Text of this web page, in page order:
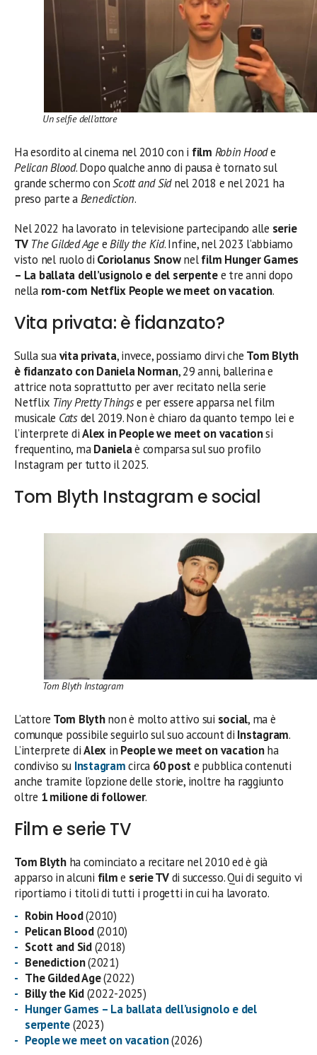
Un selfie dell’attore
Ha esordito al cinema nel 2010 con i film Robin Hoode
Pelican Blood. Dopo qualche anno di pausa è tornato sul
grande schermo conScott and Sidnel 2018 e nel 2021 ha
preso parte aBenediction.
Nel 2022 ha lavorato in televisione partecipando alle serie
TV The Gilded AgeeBilly the Kid. Infine, nel 2023 l’abbiamo
visto nel ruolo di Coriolanus Snownelfilm Hunger Games
– La ballata dell’usignolo e del serpentee tre anni dopo
nella rom-com Netflix People we meet on vacation.
Vita privata: è fidanzato?
Sulla suavita privata, invece, possiamo dirvi che Tom Blyth
è fidanzato con Daniela Norman, 29 anni, ballerina e
attrice nota soprattutto per aver recitato nella serie
Netflix Tiny Pretty Thingse per essere apparsa nel film
musicale Catsdel 2019. Non è chiaro da quanto tempo lei e
l’interprete diAlex in People we meet on vacationsi
frequentino, maDanielaè comparsa sul suo profilo
Instagram per tutto il 2025.
Tom Blyth Instagram e social
Tom Blyth Instagram
L’attore Tom Blythnon è molto attivo sui social, ma è
comunque possibile seguirlo sul suo account di Instagram.
L’interprete diAlex in People we meet on vacationha
condiviso su Instagramcirca 60 poste pubblica contenuti
anche tramite l’opzione delle storie, inoltre ha raggiunto
oltre 1 milione di follower.
Film e serie TV
Tom Blythha cominciato a recitare nel 2010 ed è già
apparso in alcuni filme serie TVdi successo. Qui di seguito vi
riportiamo i titoli di tutti i progetti in cui ha lavorato.
Robin Hood(2010)
Pelican Blood(2010)
Scott and Sid(2018)
Benediction(2021)
The Gilded Age(2022)
Billy the Kid(2022-2025)
Hunger Games – La ballata dell’usignolo e del
serpente(2023)
People we meet on vacation(2026)